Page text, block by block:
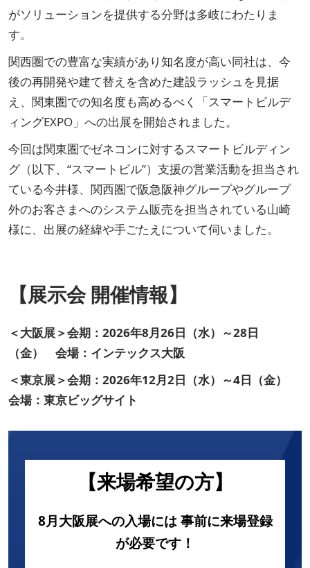
がソリューションを提供する分野は多岐にわたりま
す。
関西圏での豊富な実績があり知名度が高い同社は、今
後の再開発や建て替えを含めた建設ラッシュを見据
え、関東圏での知名度も高めるべく「スマートビルデ
ィングEXPO」への出展を開始されました。
今回は関東圏でゼネコンに対するスマートビルディン
グ（以下、“スマートビル”）支援の営業活動を担当され
ている今井様、関西圏で阪急阪神グループやグループ
外のお客さまへのシステム販売を担当されている山崎
様に、出展の経緯や手ごたえについて伺いました。
【展示会 開催情報】
＜大阪展＞会期：2026年8月26日（水）～28日
（金） 会場：インテックス大阪
＜東京展＞会期：2026年12月2日（水）～4日（金）
会場：東京ビッグサイト
【来場希望の方】
8月大阪展への入場には 事前に来場登録
が必要です！